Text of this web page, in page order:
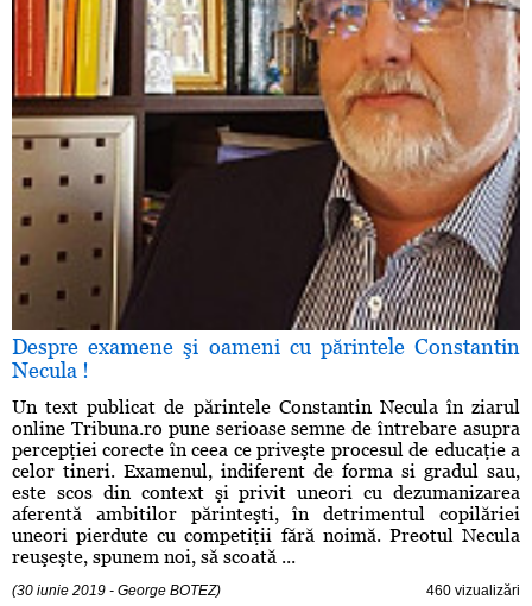
Despre examene şi oameni cu părintele Constantin
Necula !
Un text publicat de părintele Constantin Necula în ziarul
online Tribuna.ro pune serioase semne de întrebare asupra
percepţiei corecte în ceea ce priveşte procesul de educaţie a
celor tineri. Examenul, indiferent de forma si gradul sau,
este scos din context şi privit uneori cu dezumanizarea
aferentă ambitilor părinteşti, în detrimentul copilăriei
uneori pierdute cu competiţii fără noimă. Preotul Necula
reuşeşte, spunem noi, să scoată ...
(30 iunie 2019 - George BOTEZ) 460 vizualizări